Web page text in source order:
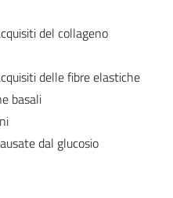
del collageno
delle fibre elastiche
basali
dal glucosio